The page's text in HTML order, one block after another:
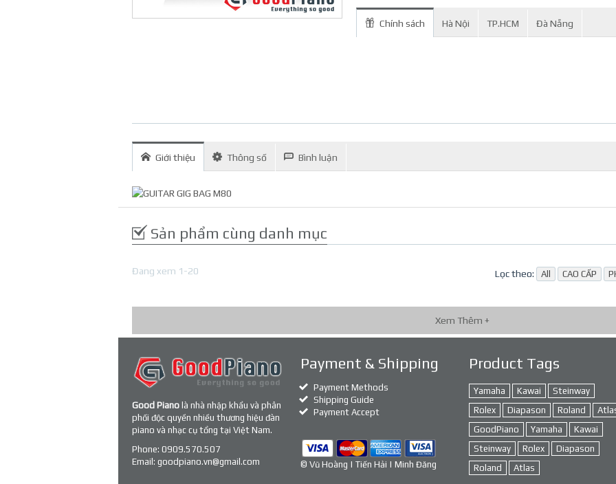
Chính sách Hà Nội TP.HCM Đà Nẵng
Giới thiệu Thông số Bình luận
Sản phẩm cùng danh mục
Đang xem 1-20 Lọc theo: All CAO CẤP
Xem Thêm +
Good Piano là nhà nhập khẩu và phân
phối độc quyền nhiều thương hiệu đàn
piano và nhạc cụ tổng tại Việt Nam.
Phone: 0909.570.507
Email: goodpiano.vn@gmail.com
Payment & Shipping
Payment Methods
Shipping Guide
Payment Accept
© Vũ Hoàng | Tiến Hải | Minh Đăng
Product Tags
Yamaha Kawai
Steinway
Rolex
Diapason Roland
GoodPiano
Yamaha
Kawai
Steinway
Rolex
Diapason
Roland
Atlas